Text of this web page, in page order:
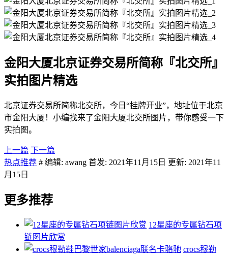
金阳大厦北京证券交易所简称『北交所』
实拍图片精选
北京证券交易所简称北交所，今日“挂牌开业”，地址位于北京
市金阳大厦！小编找来了金阳大厦北交所图片，带你感受一下
实拍图。
上一篇 下一篇
热点推荐 # 编辑: awang 首发: 2021年11月15日 更新: 2021年11
月15日
更多推荐
12星座的专属钻石项
链图片欣赏
crocs穆勒